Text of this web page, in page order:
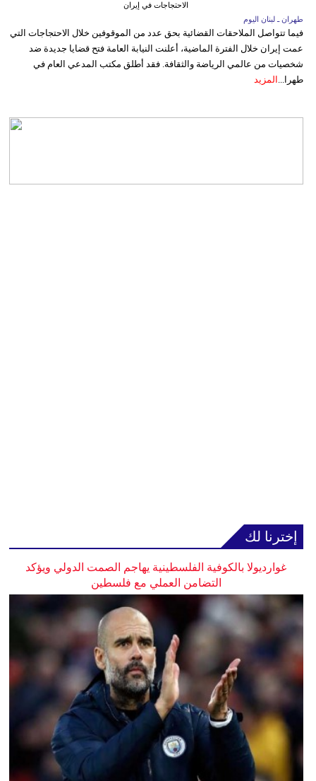
الاحتجاجات في إيران
طهران ـ لبنان اليوم
فيما تتواصل الملاحقات القضائية بحق عدد من الموقوفين خلال الاحتجاجات التي
عمت إيران خلال الفترة الماضية، أعلنت النيابة العامة فتح قضايا جديدة ضد
شخصيات من عالمي الرياضة والثقافة. فقد أطلق مكتب المدعي العام في
طهرا... المزيد
إخترنا لك
غوارديولا بالكوفية الفلسطينية يهاجم الصمت الدولي ويؤكد
التضامن العملي مع فلسطين